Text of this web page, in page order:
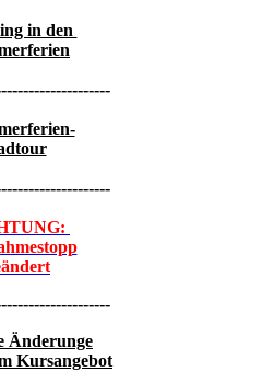
in den
Änderunge
Kursangebot